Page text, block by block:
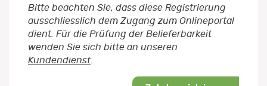
Bitte beachten Sie, dass diese Registrierung
ausschliesslich dem Zugang zum Onlineportal
dient. Für die Prüfung der Belieferbarkeit
wenden Sie sich bitte an unseren
Kundendienst.